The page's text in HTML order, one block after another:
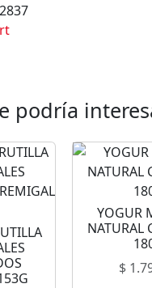
podría
YOGUR
NATURAL
$